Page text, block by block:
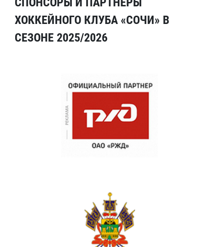
ХОККЕЙНОГО КЛУБА «СОЧИ» В
СЕЗОНЕ 2025/2026